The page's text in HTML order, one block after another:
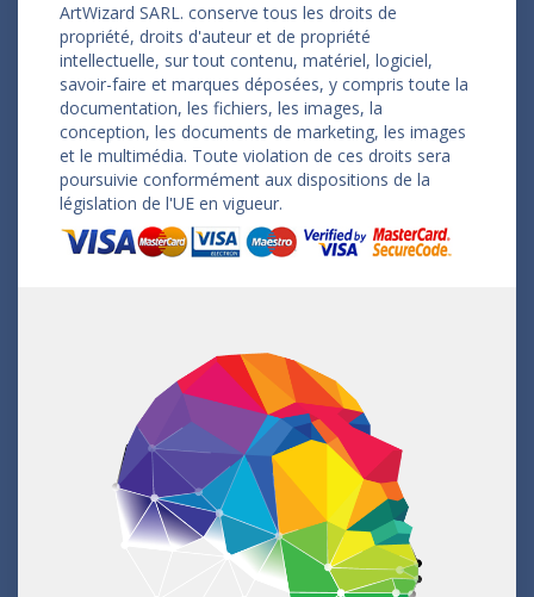
ArtWizard SARL. conserve tous les droits de
propriété, droits d'auteur et de propriété
intellectuelle, sur tout contenu, matériel, logiciel,
savoir-faire et marques déposées, y compris toute la
documentation, les fichiers, les images, la
conception, les documents de marketing, les images
et le multimédia. Toute violation de ces droits sera
poursuivie conformément aux dispositions de la
législation de l'UE en vigueur.